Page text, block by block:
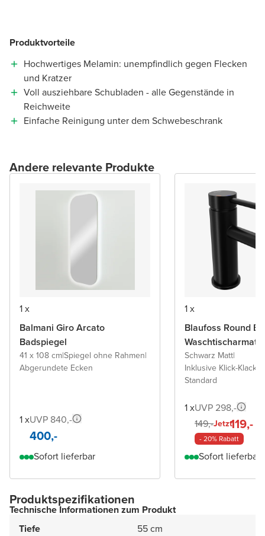
Produktvorteile
Hochwertiges Melamin: unempfindlich gegen Flecken
und Kratzer
Voll ausziehbare Schubladen - alle Gegenstände in
Reichweite
Einfache Reinigung unter dem Schwebeschrank
Andere relevante Produkte
1 x
Balmani Giro Arcato
Badspiegel
41 x 108 cm|Spiegel ohne Rahmen|
Abgerundete Ecken
1 xUVP 840,-
400,-
Sofort lieferbar
1 x
Blaufoss Round
Schwarz Matt|
Inklusive Klick-Klack
Standard
1 xUVP 298,-
149,-Jetzt119,-
- 20% Rabatt
Sofort lieferbar
Produktspezifikationen
Technische Informationen zum Produkt
Tiefe
55 cm